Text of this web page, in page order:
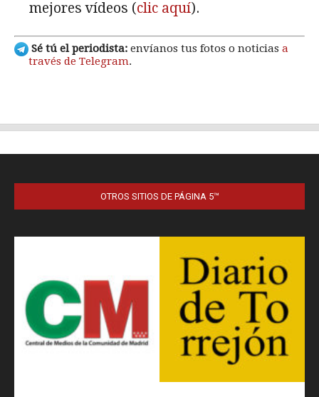
OTROS SITIOS DE PÁGINA 5™